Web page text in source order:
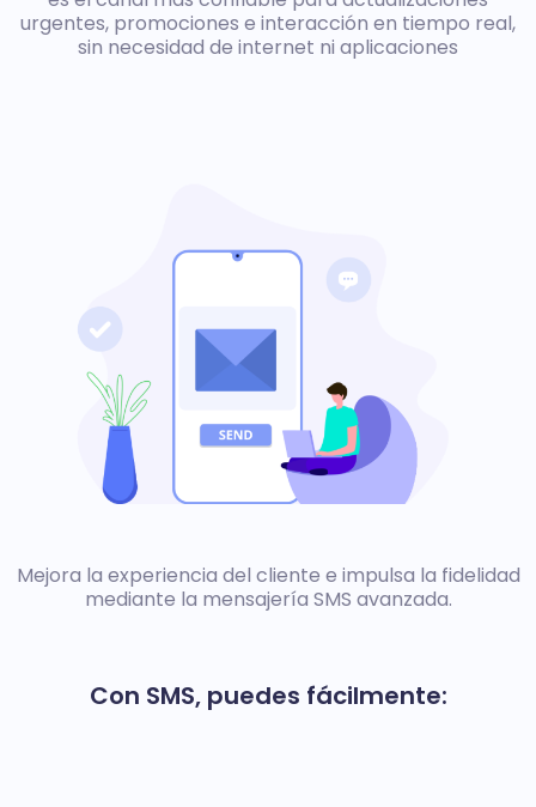
urgentes, promociones e interacción en tiempo real,
sin necesidad de internet ni aplicaciones
Mejora la experiencia del cliente e impulsa la fidelidad
mediante la mensajería SMS avanzada.
Con SMS, puedes fácilmente: